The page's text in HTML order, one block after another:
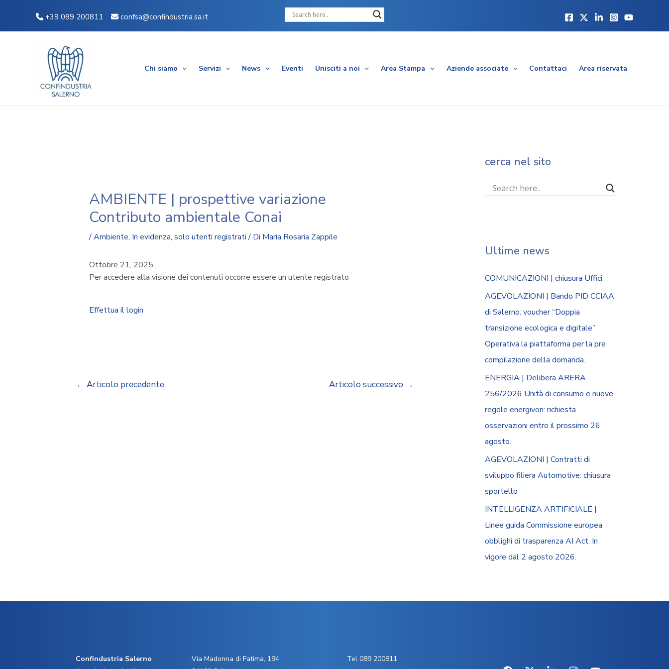
contenuto
+39 089 200811 confsa@confindustria.sa.it
Chi siamo Servizi News Eventi Unisciti a noi Area Stampa Aziende associate Contattaci Area riservata
AMBIENTE | prospettive variazione
Contributo ambientale Conai
/Ambiente, In evidenza, solo utenti registrati/ Di Maria Rosaria Zappile
Ottobre 21, 2025
Per accedere alla visione dei contenuti occorre essere un utente registrato
Effettua il login
articoli
← Articolo precedente Articolo successivo →
cerca nel sito
Ultime news
COMUNICAZIONI | chiusura Uffici
AGEVOLAZIONI | Bando PID CCIAA
di Salerno: voucher “Doppia
transizione ecologica e digitale”
Operativa la piattaforma per la pre
compilazione della domanda.
ENERGIA | Delibera ARERA
256/2026 Unità di consumo e nuove
regole energivori: richiesta
osservazioni entro il prossimo 26
agosto.
AGEVOLAZIONI | Contratti di
sviluppo filiera Automotive: chiusura
sportello
INTELLIGENZA ARTIFICIALE |
Linee guida Commissione europea
obblighi di trasparenza AI Act. In
vigore dal 2 agosto 2026.
Confindustria Salerno
Via Madonna di Fatima, 194
Tel 089 200811